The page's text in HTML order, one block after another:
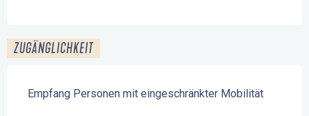
ZUGÄNGLICHKEIT
Empfang Personen mit eingeschränkter Mobilität